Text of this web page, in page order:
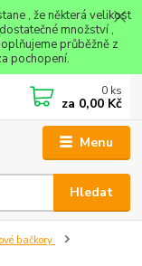
, že některá velikost
množství ,
průběžně z
pochopení.
Menu
Hledat
0 ks
za 0,00 Kč
bačkory